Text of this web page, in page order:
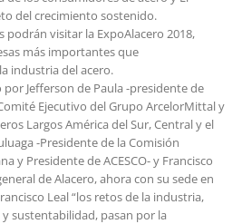
del crecimiento sostenido.
podrán visitar la ExpoAlacero 2018,
más importantes que
industria del acero.
Jefferson de Paula -presidente de
Ejecutivo del Grupo ArcelorMittal y
Largos América del Sur, Central y el
-Presidente de la Comisión
y Presidente de ACESCO- y Francisco
de Alacero, ahora con su sede en
Leal “los retos de la industria,
sustentabilidad, pasan por la